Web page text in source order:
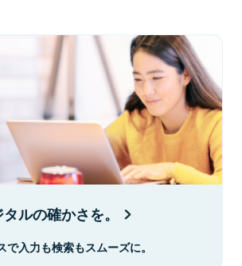
ルの確かさを。
入力も検索もスムーズに。